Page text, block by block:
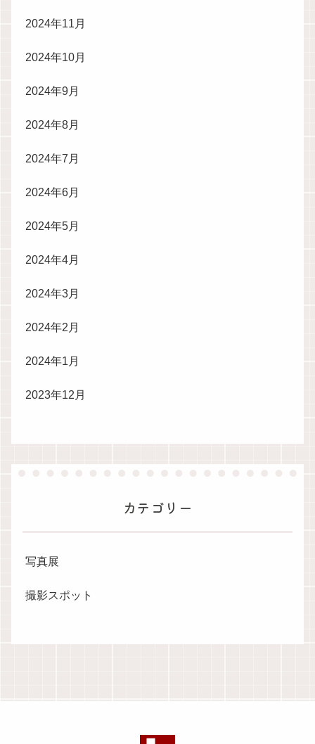
2024年11月
2024年10月
2024年9月
2024年8月
2024年7月
2024年6月
2024年5月
2024年4月
2024年3月
2024年2月
2024年1月
2023年12月
カテゴリー
写真展
撮影スポット